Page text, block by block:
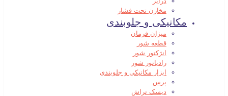
مخازن تحت فشار
مکانیکی و جلوبندی
میزان فرمان
قطعه شور
انژکتور شور
رادیاتور شور
ابزار مکانیکی و جلوبندی
پرس
دیسک تراش